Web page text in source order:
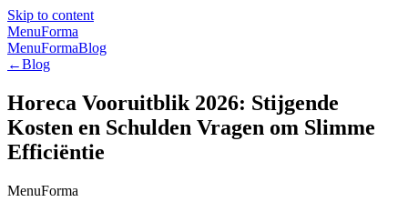
Skip to content
MenuForma
MenuFormaBlog
←Blog
Horeca Vooruitblik 2026: Stijgende
Kosten en Schulden Vragen om Slimme
Efficiëntie
MenuForma